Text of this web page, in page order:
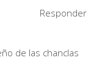
de las chanclas
Responder